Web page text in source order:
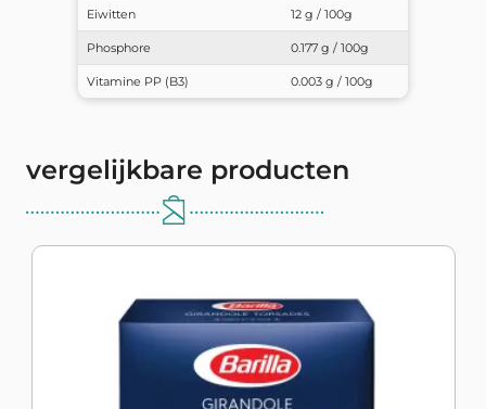
Eiwitten 12 g / 100g
Phosphore 0.177 g / 100g
Vitamine PP (B3) 0.003 g / 100g
vergelijkbare producten